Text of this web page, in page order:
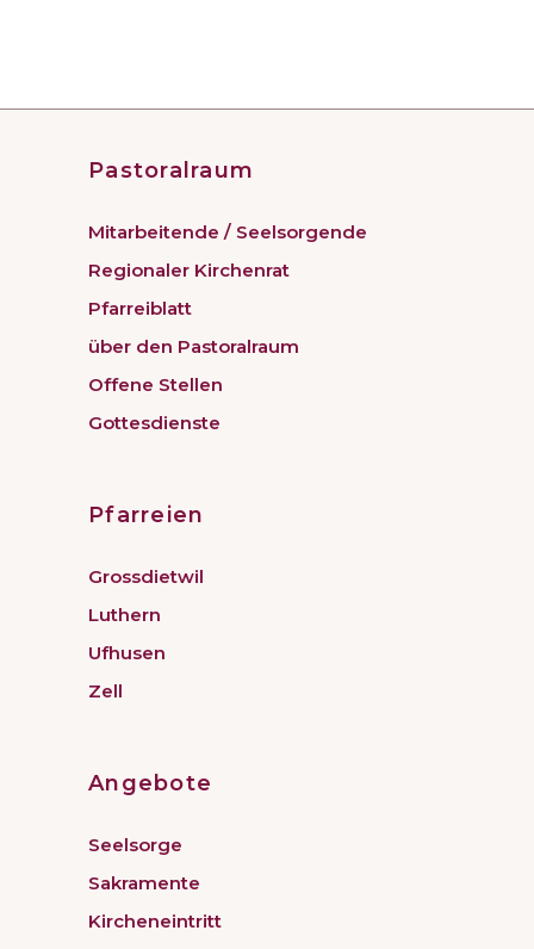
Pastoralraum
Mitarbeitende / Seelsorgende
Regionaler Kirchenrat
Pfarreiblatt
über den Pastoralraum
Offene Stellen
Gottesdienste
Pfarreien
Grossdietwil
Luthern
Ufhusen
Zell
Angebote
Seelsorge
Sakramente
Kircheneintritt